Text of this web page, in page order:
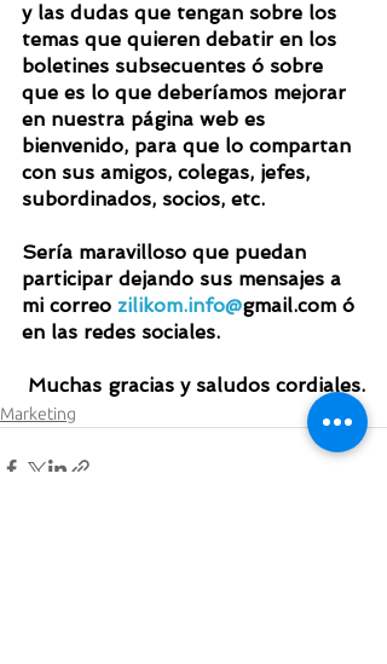
y las dudas que tengan sobre los
temas que quieren debatir en los
boletines subsecuentes ó sobre
que es lo que deberíamos mejorar
en nuestra página web es
bienvenido, para que lo compartan
con sus amigos, colegas, jefes,
subordinados, socios, etc.
Sería maravilloso que puedan
participar dejando sus mensajes a
mi correo zilikom.info@gmail.com ó
en las redes sociales.
Muchas gracias y saludos cordiales.
Marketing